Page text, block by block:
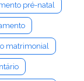
pré-natal
matrimonial